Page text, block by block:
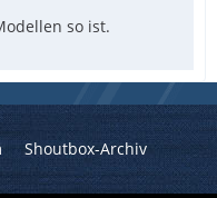
so ist.
Shoutbox-Archiv